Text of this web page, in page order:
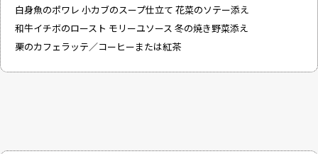
白身魚のポワレ 小カブのスープ仕立て 花菜のソテー添え
和牛イチボのロースト モリーユソース 冬の焼き野菜添え
栗のカフェラッテ／コーヒーまたは紅茶